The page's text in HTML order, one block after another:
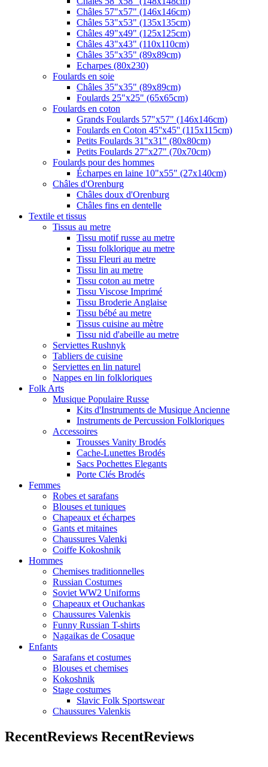
Châles 57"x57" (146x146cm)
Châles 53"x53" (135x135cm)
Châles 49"x49" (125x125cm)
Châles 43"x43" (110x110cm)
Châles 35"x35" (89x89cm)
Echarpes (80х230)
Foulards en soie
Châles 35"x35" (89x89cm)
Foulards 25"x25" (65x65cm)
Foulards en coton
Grands Foulards 57"x57" (146x146cm)
Foulards en Coton 45''x45'' (115x115cm)
Petits Foulards 31"x31" (80x80cm)
Petits Foulards 27"x27" (70x70cm)
Foulards pour des hommes
Écharpes en laine 10"x55" (27x140cm)
Châles d'Orenburg
Châles doux d'Orenburg
Châles fins en dentelle
Textile et tissus
Tissus au metre
Tissu motif russe au metre
Tissu folklorique au metre
Tissu Fleuri au metre
Tissu lin au metre
Tissu coton au metre
Tissu Viscose Imprimé
Tissu Broderie Anglaise
Tissu bébé au metre
Tissus cuisine au mètre
Tissu nid d'abeille au metre
Serviettes Rushnyk
Tabliers de cuisine
Serviettes en lin naturel
Nappes en lin folkloriques
Folk Arts
Musique Populaire Russe
Kits d'Instruments de Musique Ancienne
Instruments de Percussion Folkloriques
Accessoires
Trousses Vanity Brodés
Cache-Lunettes Brodés
Sacs Pochettes Elegants
Porte Clés Brodés
Femmes
Robes et sarafans
Blouses et tuniques
Chapeaux et écharpes
Gants et mitaines
Chaussures Valenki
Coiffe Kokoshnik
Hommes
Chemises traditionnelles
Russian Costumes
Soviet WW2 Uniforms
Chapeaux et Ouchankas
Chaussures Valenkis
Funny Russian T-shirts
Nagaikas de Cosaque
Enfants
Sarafans et costumes
Blouses et chemises
Kokoshnik
Stage costumes
Slavic Folk Sportswear
Chaussures Valenkis
RecentReviews RecentReviews